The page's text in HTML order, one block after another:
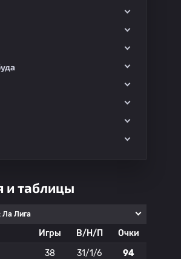
и таблицы
Ла Лига
Игры В/Н/П
Очки
38 31/1/6 94